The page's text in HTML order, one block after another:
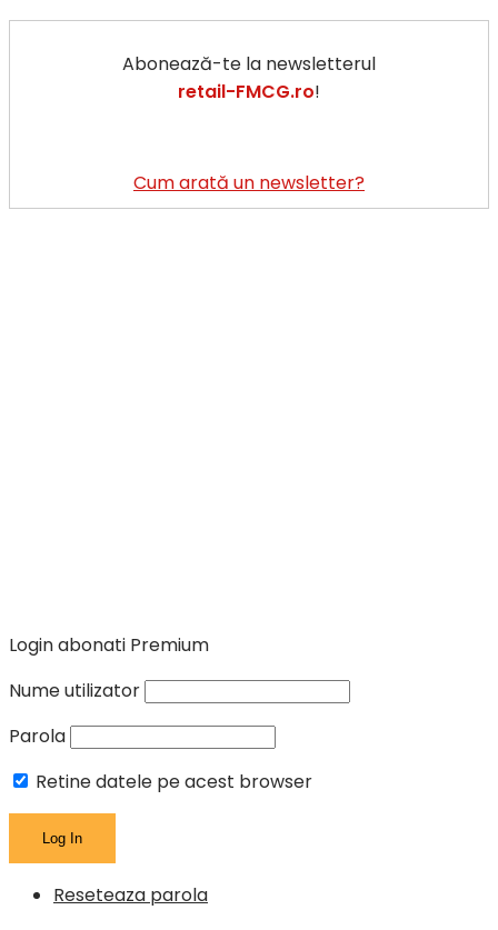
Abonează-te la newsletterul
retail-FMCG.ro!
Cum arată un newsletter?
Login abonati Premium
Nume utilizator
Parola
Retine datele pe acest browser
Reseteaza parola